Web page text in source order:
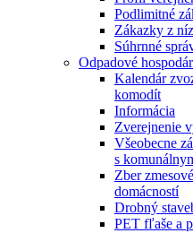
Podlimitné
Zákazky z
Súhrnné
Odpadové
Kalendár
komodít
Informácia
Zverejnenie
Všeobecne
s
Zber
domácností
Drobný
PET fľaše a